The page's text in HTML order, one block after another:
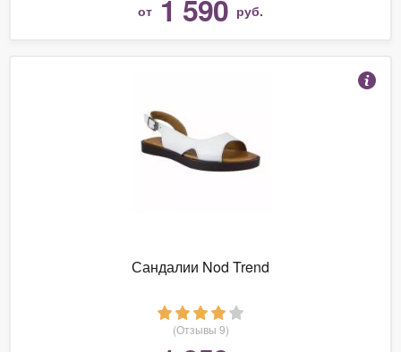
от 1 590 руб.
Сандалии Nod Trend
(Отзывы 9)